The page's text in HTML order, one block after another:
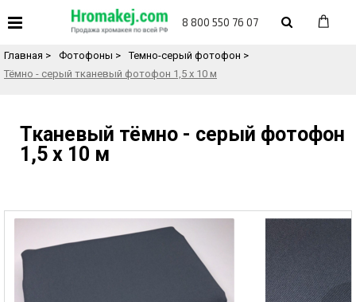
8 800 550 76 07
Назад в каталог товаров
Главная > Фотофоны > Темно-серый фотофон >
Тёмно - серый тканевый фотофон 1,5 х 10 м
Тканевый тёмно - серый фотофон
1,5 х 10 м